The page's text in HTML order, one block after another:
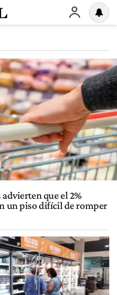
que el 2%
un piso difícil de romper